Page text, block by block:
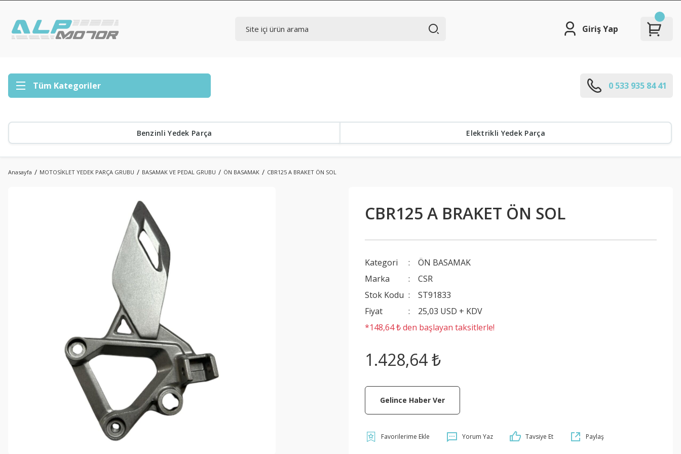
Giriş Yap
Tüm Kategoriler 0 533 935 84 41
Benzinli Yedek Parça Elektrikli Yedek Parça
Anasayfa MOTOSİKLET YEDEK PARÇA GRUBU BASAMAK VE PEDAL GRUBU ÖN BASAMAK CBR125 A BRAKET ÖN SOL
CBR125 A BRAKET ÖN SOL
Kategori
ÖN BASAMAK
Marka
CSR
Stok Kodu
ST91833
Fiyat
25,03 USD + KDV
*148,64 ₺ den başlayan taksitlerle!
1.428,64 ₺
Gelince Haber Ver
Yorum Yaz Tavsiye Et Paylaş